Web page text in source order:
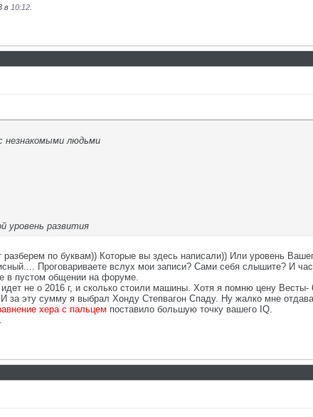
в 10:12
незнакомыми людьми
уровень развития
по буквам)) Которые вы здесь написали)) Или уровень
Проговариваете вслух мои записи? Сами себя слышите? И
в пустом общении на форуме.
не о 2016 г, и сколько стоили машины. Хотя я помню цену
за эту сумму я выбрал Хонду Степвагон Спаду. Ну жалко мне
хера с пальцем поставило большую точку вашего IQ.